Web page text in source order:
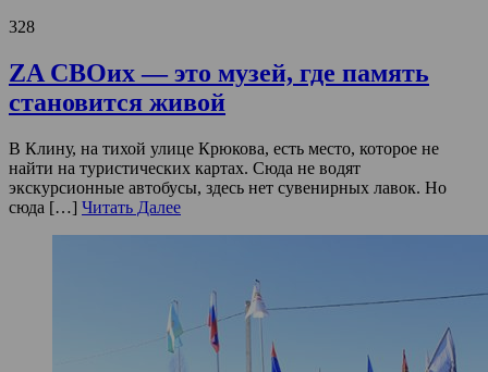
328
ZA СВОих — это музей, где память
становится живой
В Клину, на тихой улице Крюкова, есть место, которое не
найти на туристических картах. Сюда не водят
экскурсионные автобусы, здесь нет сувенирных лавок. Но
сюда […] Читать Далее